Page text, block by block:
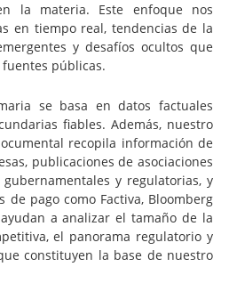
la materia. Este enfoque nos
en tiempo real, tendencias de la
y desafíos ocultos que
públicas.
se basa en datos factuales
fiables. Además, nuestro
recopila información de
publicaciones de asociaciones
y regulatorias, y
de pago como Factiva, Bloomberg
a analizar el tamaño de la
el panorama regulatorio y
constituyen la base de nuestro